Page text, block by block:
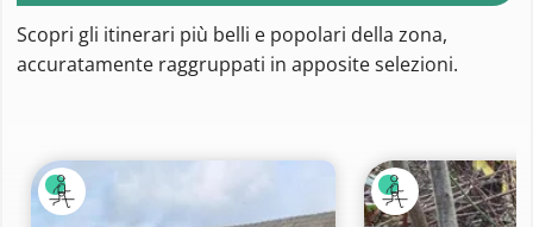
Scopri gli itinerari più belli e popolari della zona,
accuratamente raggruppati in apposite selezioni.